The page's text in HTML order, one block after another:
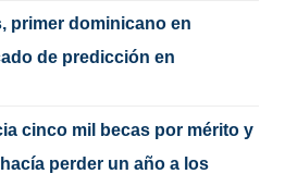
primer dominicano en
de predicción en
cinco mil becas por mérito y
perder un año a los